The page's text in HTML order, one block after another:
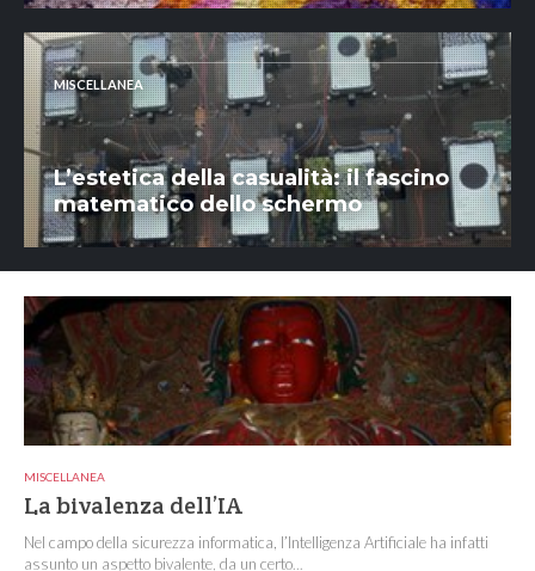
MISCELLANEA
L’estetica della casualità: il fascino
matematico dello schermo
MISCELLANEA
La bivalenza dell’IA
Nel campo della sicurezza informatica, l’Intelligenza Artificiale ha infatti
assunto un aspetto bivalente, da un certo...